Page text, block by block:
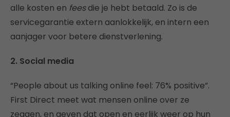
alle kosten en feesdie je hebt betaald. Zo is de
servicegarantie extern aanlokkelijk, en intern een
aanjager voor betere dienstverlening.
2. Social media
“People about us talking online feel: 76% positive”.
First Direct meet wat mensen online over ze
zeggen, en geven dat open en eerlijk weer op hun